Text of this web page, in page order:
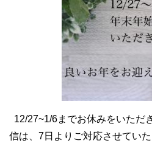
12/27~1/6までお休みをいただ
信は、7日よりご対応させてい